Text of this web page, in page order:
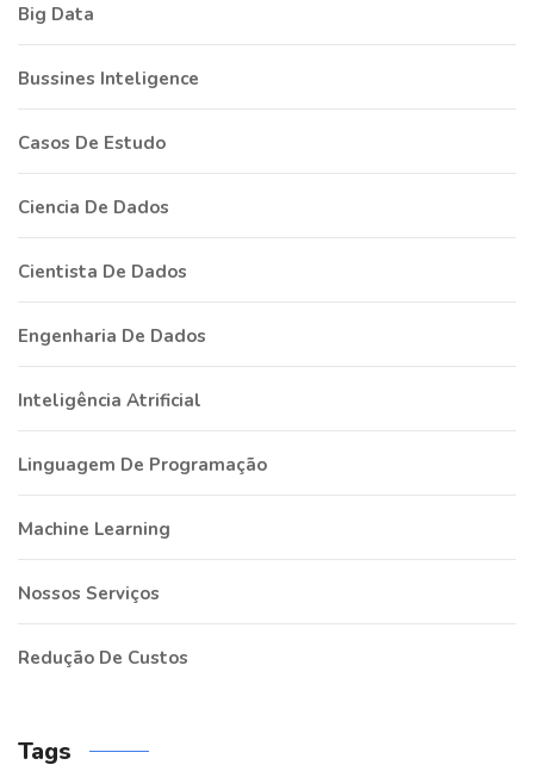
Big Data
Bussines Inteligence
Casos De Estudo
Ciencia De Dados
Cientista De Dados
Engenharia De Dados
Inteligência Atrificial
Linguagem De Programação
Machine Learning
Nossos Serviços
Redução De Custos
Tags